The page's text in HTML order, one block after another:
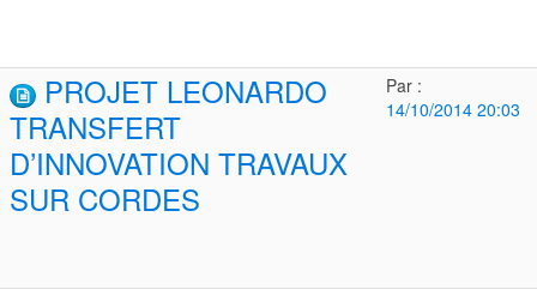
PROJET LEONARDO
TRANSFERT
D’INNOVATION TRAVAUX
SUR CORDES
Par :
14/10/2014 20:03